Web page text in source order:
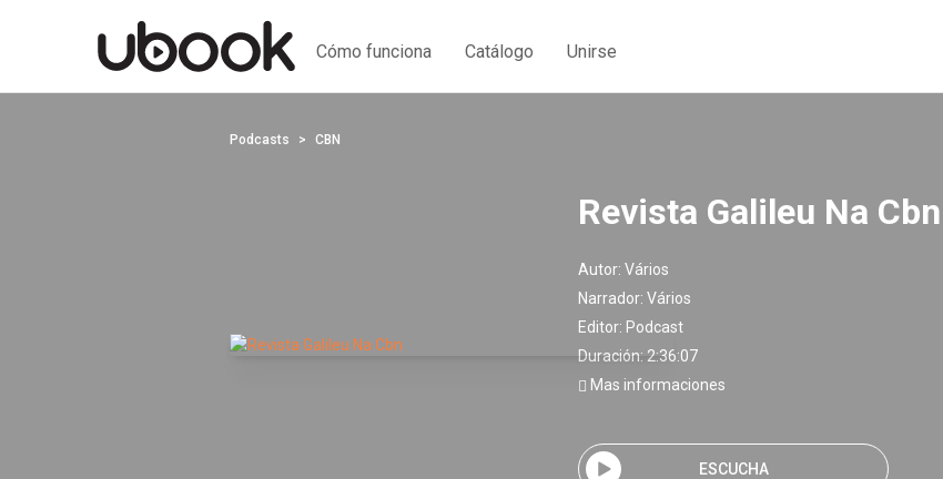
Cómo funciona Catálogo Unirse
Podcasts CBN
Revista Galileu Na Cbn
Autor: Vários
Narrador: Vários
Editor: Podcast
Duración: 2:36:07
Mas informaciones
ESCUCHA